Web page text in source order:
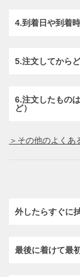
4.到着日や到着
5.注文してから
6.注文したもの
ど）
＞その他のよくあ
外したらすぐに
最後に着けて最